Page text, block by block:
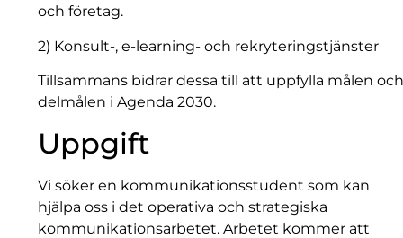
och företag.
2) Konsult-, e-learning- och rekryteringstjänster
Tillsammans bidrar dessa till att uppfylla målen
delmålen i Agenda 2030.
Uppgift
Vi söker en kommunikationsstudent som kan
hjälpa oss i det operativa och strategiska
kommunikationsarbetet. Arbetet kommer att